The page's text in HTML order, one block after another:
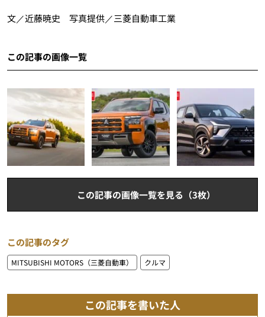
文／近藤暁史 写真提供／三菱自動車工業
この記事の画像一覧
この記事の画像一覧を見る（3枚）
この記事のタグ
MITSUBISHI MOTORS（三菱自動車） クルマ
この記事を書いた人